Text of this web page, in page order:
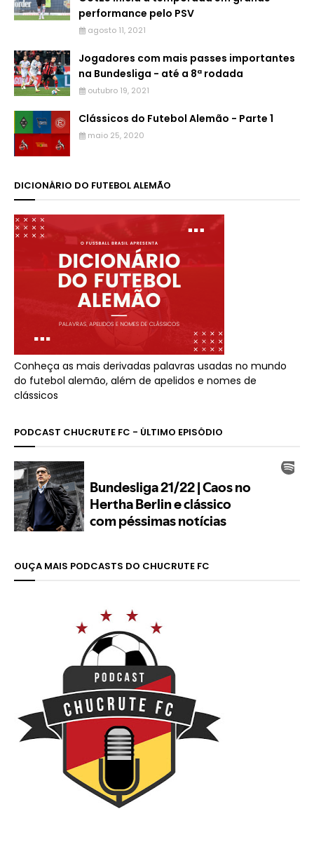
performance pelo PSV
agosto 11, 2021
Jogadores com mais passes importantes
na Bundesliga - até a 8ª rodada
outubro 19, 2021
Clássicos do Futebol Alemão - Parte 1
maio 25, 2020
DICIONÁRIO DO FUTEBOL ALEMÃO
Conheça as mais derivadas palavras usadas no mundo
do futebol alemão, além de apelidos e nomes de
clássicos
PODCAST CHUCRUTE FC - ÚLTIMO EPISÓDIO
OUÇA MAIS PODCASTS DO CHUCRUTE FC